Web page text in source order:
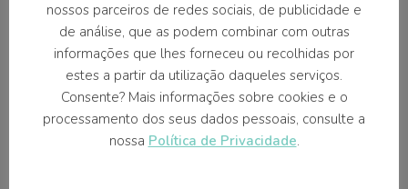
Micro-aplicadores descartáveis, projetados
com pescoço flexível para facilitar a colocação
do material em áreas de difícil acesso e ponta
composta por fibras. O ângulo e o
comprimento podem ser facilmente
ajustados, se necessário. Ponta esférica com
diferentes tamanhos (1, 1,5 e 2 mm),
nossos parceiros de redes sociais, de publicidade e
de análise, que as podem combinar com outras
informações que lhes forneceu ou recolhidas por
estes a partir da utilização daqueles serviços.
Consente? Mais informações sobre cookies e o
processamento dos seus dados pessoais, consulte a
nossa Política de Privacidade.